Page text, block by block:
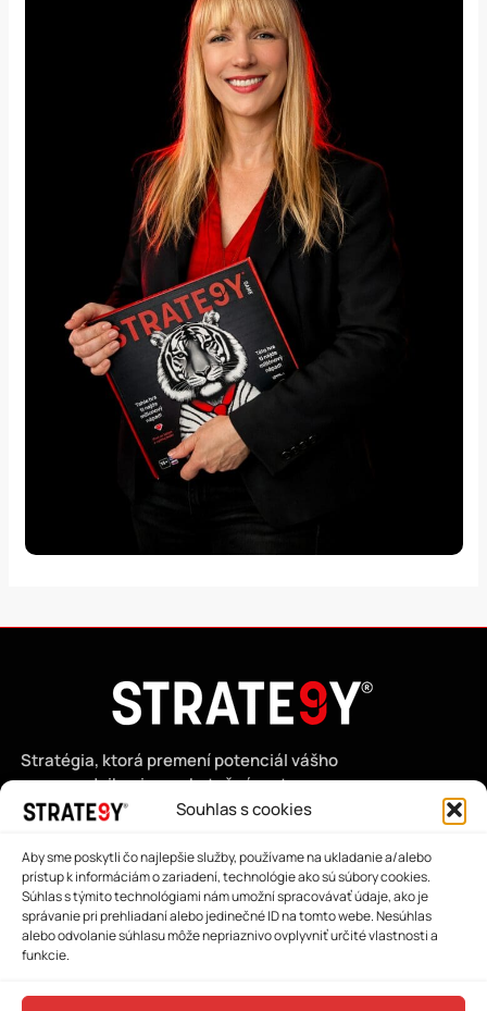
Souhlas s cookies
Aby sme poskytli čo najlepšie služby, používame na ukladanie a/alebo
prístup k informáciám o zariadení, technológie ako sú súbory cookies.
Súhlas s týmito technológiami nám umožní spracovávať údaje, ako je
správanie pri prehliadaní alebo jedinečné ID na tomto webe. Nesúhlas
alebo odvolanie súhlasu môže nepriaznivo ovplyvniť určité vlastnosti a
funkcie.
Stratégia, ktorá premení potenciál vášho
podnikania na skutočný rast.
Čeština
Slovenčina